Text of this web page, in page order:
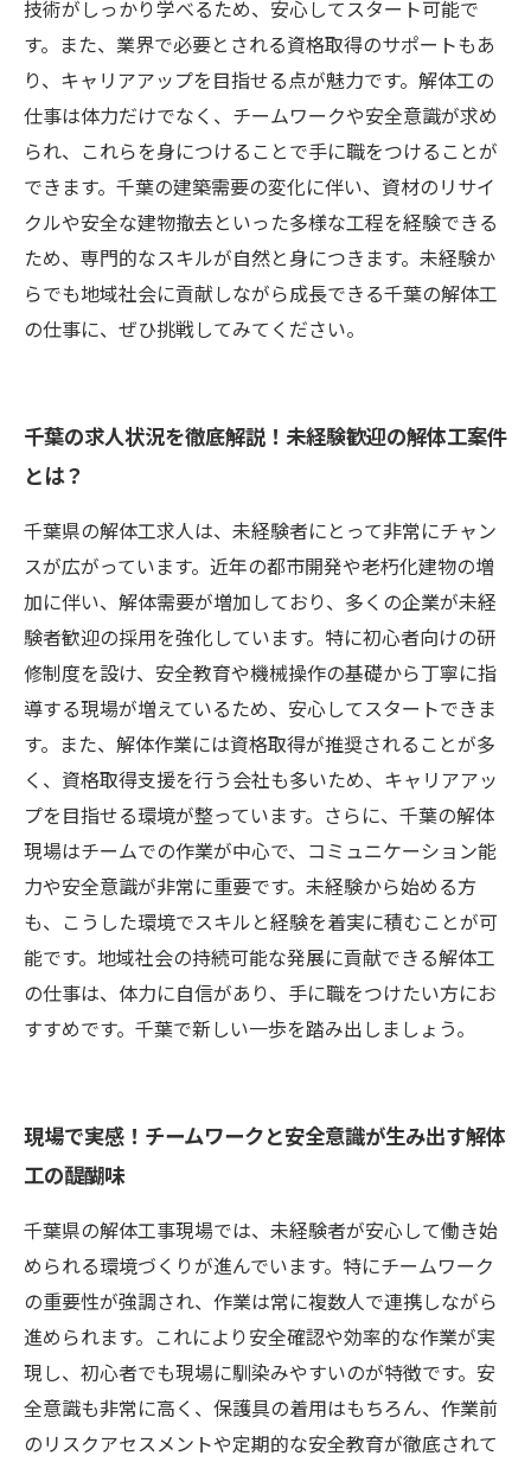
技術がしっかり学べるため、安心してスタート可能で
す。また、業界で必要とされる資格取得のサポートもあ
り、キャリアアップを目指せる点が魅力です。解体工の
仕事は体力だけでなく、チームワークや安全意識が求め
られ、これらを身につけることで手に職をつけることが
できます。千葉の建築需要の変化に伴い、資材のリサイ
クルや安全な建物撤去といった多様な工程を経験できる
ため、専門的なスキルが自然と身につきます。未経験か
らでも地域社会に貢献しながら成長できる千葉の解体工
の仕事に、ぜひ挑戦してみてください。
千葉の求人状況を徹底解説！未経験歓迎の解体工案件
とは？
千葉県の解体工求人は、未経験者にとって非常にチャン
スが広がっています。近年の都市開発や老朽化建物の増
加に伴い、解体需要が増加しており、多くの企業が未経
験者歓迎の採用を強化しています。特に初心者向けの研
修制度を設け、安全教育や機械操作の基礎から丁寧に指
導する現場が増えているため、安心してスタートできま
す。また、解体作業には資格取得が推奨されることが多
く、資格取得支援を行う会社も多いため、キャリアアッ
プを目指せる環境が整っています。さらに、千葉の解体
現場はチームでの作業が中心で、コミュニケーション能
力や安全意識が非常に重要です。未経験から始める方
も、こうした環境でスキルと経験を着実に積むことが可
能です。地域社会の持続可能な発展に貢献できる解体工
の仕事は、体力に自信があり、手に職をつけたい方にお
すすめです。千葉で新しい一歩を踏み出しましょう。
現場で実感！チームワークと安全意識が生み出す解体
工の醍醐味
千葉県の解体工事現場では、未経験者が安心して働き始
められる環境づくりが進んでいます。特にチームワーク
の重要性が強調され、作業は常に複数人で連携しながら
進められます。これにより安全確認や効率的な作業が実
現し、初心者でも現場に馴染みやすいのが特徴です。安
全意識も非常に高く、保護具の着用はもちろん、作業前
のリスクアセスメントや定期的な安全教育が徹底されて